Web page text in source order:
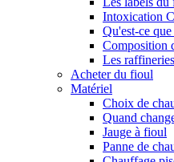
Intoxication
Qu'est-ce
Composition
Les
Acheter du fioul
Matériel
Choix de
Quand
Jauge à fioul
Panne de